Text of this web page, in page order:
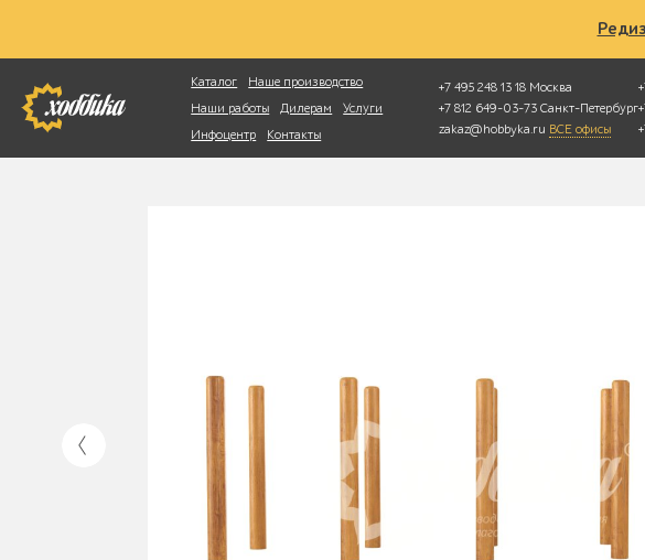
Каталог
Наше производство
Наши работы
Дилерам
Услуги
Инфоцентр
Контакты
+7 495 248 13 18 Москва
+7 812 649-03-73 Санкт-Петербург
zakaz@hobbyka.ru ВСЕ офисы
Фотопоиск